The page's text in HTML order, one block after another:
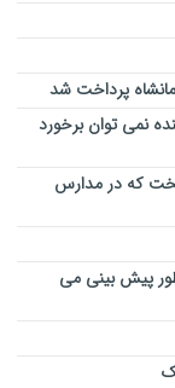
نمی توان برخورد
که در مدارس
پیش بینی می